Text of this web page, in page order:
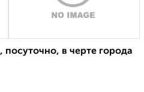
в черте города